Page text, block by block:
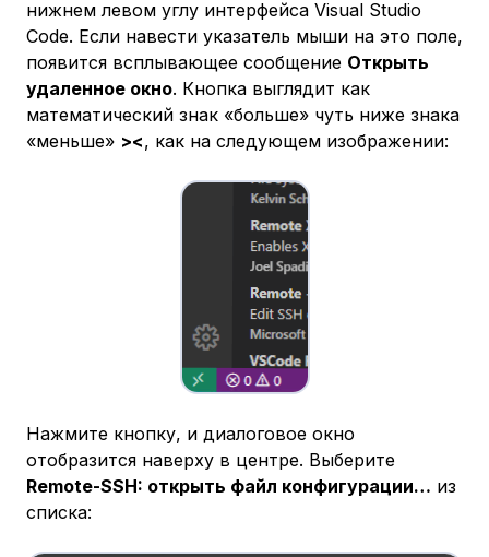
нижнем левом углу интерфейса Visual Studio
Code. Если навести указатель мыши на это поле,
появится всплывающее сообщение Открыть
удаленное окно. Кнопка выглядит как
математический знак «больше» чуть ниже знака
«меньше» ><, как на следующем изображении:
Нажмите кнопку, и диалоговое окно
отобразится наверху в центре. Выберите
Remote-SSH: открыть файл конфигурации… из
списка: